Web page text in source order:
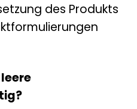
des Produkts